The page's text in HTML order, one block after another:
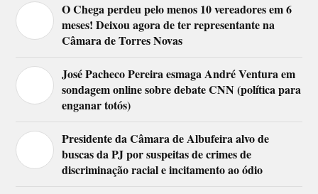
O Chega perdeu pelo menos 10 vereadores em 6
meses! Deixou agora de ter representante na
Câmara de Torres Novas
José Pacheco Pereira esmaga André Ventura em
sondagem online sobre debate CNN (política para
enganar totós)
Presidente da Câmara de Albufeira alvo de
buscas da PJ por suspeitas de crimes de
discriminação racial e incitamento ao ódio